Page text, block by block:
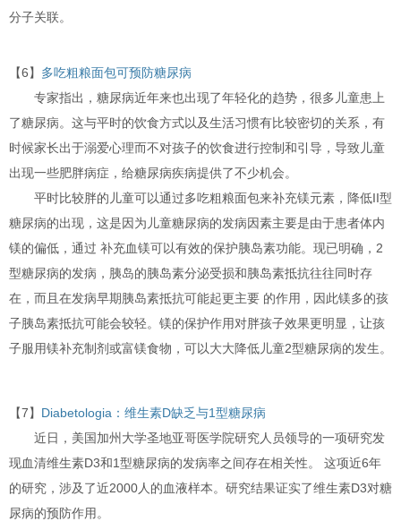
分子关联。
【6】 多吃粗粮面包可预防糖尿病
专家指出，糖尿病近年来也出现了年轻化的趋势，很多儿童患上
了糖尿病。这与平时的饮食方式以及生活习惯有比较密切的关系，有
时候家长出于溺爱心理而不对孩子的饮食进行控制和引导，导致儿童
出现一些肥胖病症，给糖尿病疾病提供了不少机会。
平时比较胖的儿童可以通过多吃粗粮面包来补充镁元素，降低II型
糖尿病的出现，这是因为儿童糖尿病的发病因素主要是由于患者体内
镁的偏低，通过 补充血镁可以有效的保护胰岛素功能。现已明确，2
型糖尿病的发病，胰岛的胰岛素分泌受损和胰岛素抵抗往往同时存
在，而且在发病早期胰岛素抵抗可能起更主要 的作用，因此镁多的孩
子胰岛素抵抗可能会较轻。镁的保护作用对胖孩子效果更明显，让孩
子服用镁补充制剂或富镁食物，可以大大降低儿童2型糖尿病的发生。
【7】 Diabetologia：维生素D缺乏与1型糖尿病
近日，美国加州大学圣地亚哥医学院研究人员领导的一项研究发
现血清维生素D3和1型糖尿病的发病率之间存在相关性。 这项近6年
的研究，涉及了近2000人的血液样本。研究结果证实了维生素D3对糖
尿病的预防作用。